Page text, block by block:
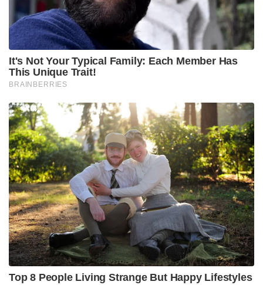
പഴക്കമാണ് ഉള്ളത്. ചൈനീസ് കാളി മന്ദിർ എന്നും ഈ
ക്ഷേത്രം അറിയപ്പെടാറുണ്ട്. ചൈനീസ്
ആഭ്യന്തരയുദ്ധകാലത്ത് കൊൽക്കത്തയിൽ
അഭയാർത്ഥികളായി എത്തിയ ചൈനക്കാരാണ് ഈ
ക്ഷേത്രത്തിൽ കൂടുതലായി ആരാധന
നടത്തിയിരുന്നത് എന്നുള്ളതിനാലാണ് ഇത്തരം ഒരു
കൈവന്നിട്ടുള്ളത്. ഇന്ന് ഈ വ്യത്യസ്തമായ
ആരാധനാരീതികൾ കണ്ടറിയുന്നതിനായി നിരവധി
ഭക്തരാണ് ഈ ക്ഷേത്രത്തിൽ എത്തിച്ചേരാറുള്ളത്.
Tags: kolkata Chinese kali mandir noodles prasad